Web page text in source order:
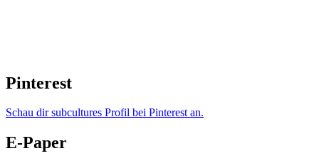
Pinterest
Schau dir subcultures Profil bei Pinterest an.
E-Paper